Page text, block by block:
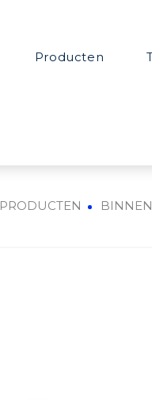
Producten
PRODUCTEN BINNEN